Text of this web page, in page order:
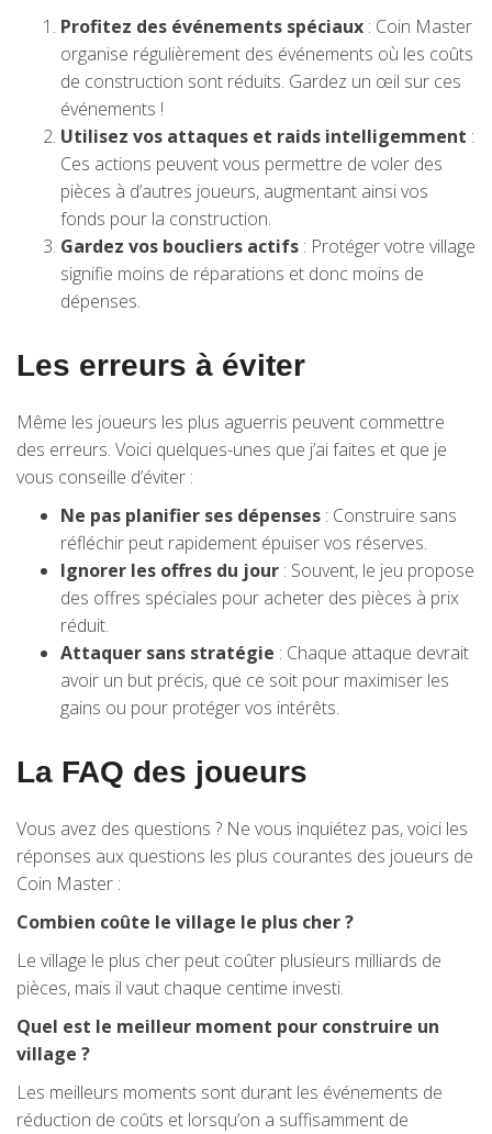
Profitez des événements spéciaux : Coin Master
organise régulièrement des événements où les coûts
de construction sont réduits. Gardez un œil sur ces
événements !
Utilisez vos attaques et raids intelligemment :
Ces actions peuvent vous permettre de voler des
pièces à d’autres joueurs, augmentant ainsi vos
fonds pour la construction.
Gardez vos boucliers actifs : Protéger votre village
signifie moins de réparations et donc moins de
dépenses.
Les erreurs à éviter
Même les joueurs les plus aguerris peuvent commettre
des erreurs. Voici quelques-unes que j’ai faites et que je
vous conseille d’éviter :
Ne pas planifier ses dépenses : Construire sans
réfléchir peut rapidement épuiser vos réserves.
Ignorer les offres du jour : Souvent, le jeu propose
des offres spéciales pour acheter des pièces à prix
réduit.
Attaquer sans stratégie : Chaque attaque devrait
avoir un but précis, que ce soit pour maximiser les
gains ou pour protéger vos intérêts.
La FAQ des joueurs
Vous avez des questions ? Ne vous inquiétez pas, voici les
réponses aux questions les plus courantes des joueurs de
Coin Master :
Combien coûte le village le plus cher ?
Le village le plus cher peut coûter plusieurs milliards de
pièces, mais il vaut chaque centime investi.
Quel est le meilleur moment pour construire un
village ?
Les meilleurs moments sont durant les événements de
réduction de coûts et lorsqu’on a suffisamment de